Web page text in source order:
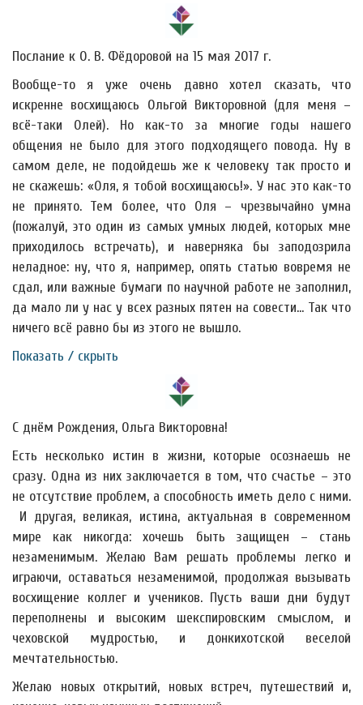
Послание к О. В. Фёдоровой на 15 мая 2017 г.
Вообще-то я уже очень давно хотел сказать, что
искренне восхищаюсь Ольгой Викторовной (для меня –
всё-таки Олей). Но как-то за многие годы нашего
общения не было для этого подходящего повода. Ну в
самом деле, не подойдешь же к человеку так просто и
не скажешь: «Оля, я тобой восхищаюсь!». У нас это как-то
не принято. Тем более, что Оля – чрезвычайно умна
(пожалуй, это один из самых умных людей, которых мне
приходилось встречать), и наверняка бы заподозрила
неладное: ну, что я, например, опять статью вовремя не
сдал, или важные бумаги по научной работе не заполнил,
да мало ли у нас у всех разных пятен на совести… Так что
ничего всё равно бы из этого не вышло.
Показать / скрыть
С днём Рождения, Ольга Викторовна!
Есть несколько истин в жизни, которые осознаешь не
сразу. Одна из них заключается в том, что счастье – это
не отсутствие проблем, а способность иметь дело с ними.
И другая, великая, истина, актуальная в современном
мире как никогда: хочешь быть защищен – стань
незаменимым. Желаю Вам решать проблемы легко и
играючи, оставаться незаменимой, продолжая вызывать
восхищение коллег и учеников. Пусть ваши дни будут
переполнены и высоким шекспировским смыслом, и
чеховской мудростью, и донкихотской веселой
мечтательностью.
Желаю новых открытий, новых встреч, путешествий и,